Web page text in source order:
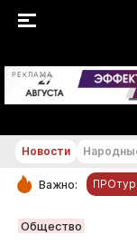
РЕКЛАМА
РУБРИКИ
Новости
Важно:
Общество